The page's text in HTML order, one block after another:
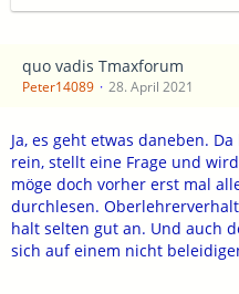
quo vadis Tmaxforum
Peter14089 28. April 2021
Ja, es geht etwas daneben.
rein, stellt eine Frage und
möge doch vorher erst mal
durchlesen.
halt selten gut an. Und auch
sich auf einem nicht